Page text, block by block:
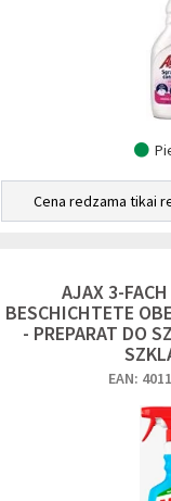
Cena redzama tikai
AJAX 3-
BESCHICHTETE
- PREPARAT DO
EAN: